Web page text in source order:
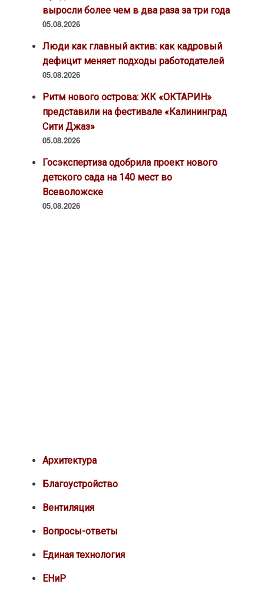
выросли более чем в два раза за три года
05.08.2026
Люди как главный актив: как кадровый
дефицит меняет подходы работодателей
05.08.2026
Ритм нового острова: ЖК «ОКТАРИН»
представили на фестивале «Калининград
Сити Джаз»
05.08.2026
Госэкспертиза одобрила проект нового
детского сада на 140 мест во
Всеволожске
05.08.2026
Архитектура
Благоустройство
Вентиляция
Вопросы-ответы
Единая технология
ЕНиР